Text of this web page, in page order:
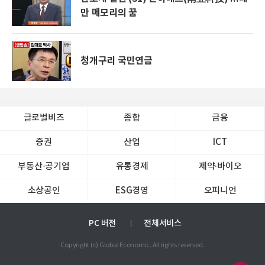
만 메모리의 꿈
청개구리 국민연금
글로벌비즈 종합 금융
증권 산업 ICT
부동산·공기업 유통경제 제약∙바이오
소상공인 ESG경영 오피니언
PC 버전 전체서비스
Copyright (c) Global Economic. All rights reserved.